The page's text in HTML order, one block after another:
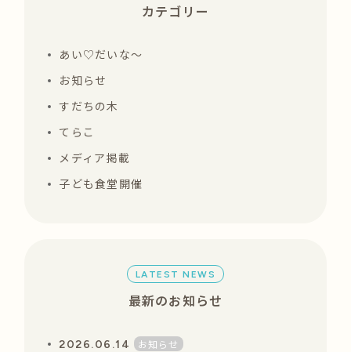
カテゴリー
あい♡だいな〜
お知らせ
すだちの木
てらこ
メディア掲載
子ども食堂開催
LATEST NEWS
最新のお知らせ
2026.06.14 お知らせ